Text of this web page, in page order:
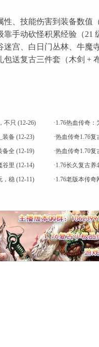
性、技能伤害到装备数
靠手动砍怪积累经验（21
迷宫、白日门丛林、牛
包送复古三件套（木剑 +
不只 (12-26) ·1.76热血传奇
装备 (12-23) ·热血传奇1.76复
备全 (12-19) ·热血传奇1.70
谷里 (12-14) ·1.76长久复古
，稳 (12-11) ·1.76老版本传